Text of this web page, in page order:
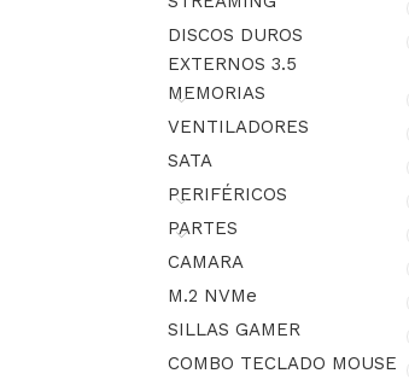
DISCOS DUROS
EXTERNOS 3.5
MEMORIAS
VENTILADORES
SATA
PERIFÉRICOS
PARTES
CAMARA
M.2 NVMe
SILLAS GAMER
COMBO TECLADO MOUSE